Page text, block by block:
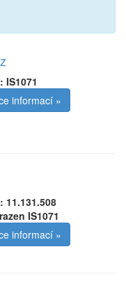
IS1071
informací »
11.131.508
IS1071
informací »